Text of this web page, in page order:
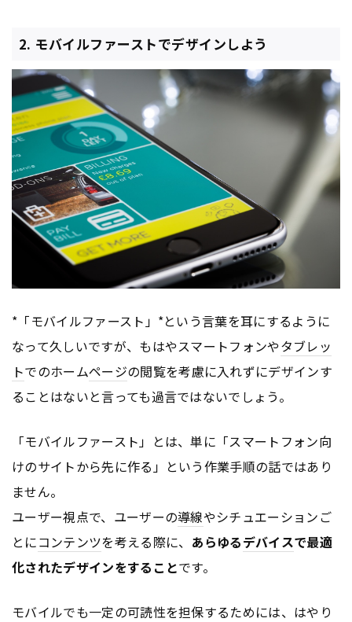
2. モバイルファーストでデザインしよう
*「モバイルファースト」*という言葉を耳にするように
なって久しいですが、もはやスマートフォンやタブレッ
トでのホームページの閲覧を考慮に入れずにデザインす
ることはないと言っても過言ではないでしょう。
「モバイルファースト」とは、単に「スマートフォン向
けのサイトから先に作る」という作業手順の話ではあり
ません。
ユーザー視点で、ユーザーの導線やシチュエーションご
とにコンテンツを考える際に、 あらゆるデバイスで最適
化されたデザインをすることです。
モバイルでも一定の可読性を担保するためには、はやり